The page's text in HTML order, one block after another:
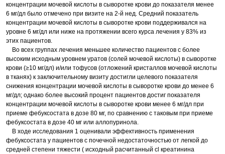
концентрации мочевой кислоты в сыворотке крови до показателя менее
6 мг/дл было отмечено при визите на 2-й нед. Средний показатель
концентрации мочевой кислоты в сыворотке крови поддерживался на
уровне 6 мг/дл или ниже на протяжении всего курса лечения у 83% из
этих пациентов.
Во всех группах лечения меньшее количество пациентов с более
высоким исходным уровнем уратов (солей мочевой кислоты) в сыворотке
крови (≥10 мг/дл) и/или тофусов (отложений кристаллов мочевой кислоты
в тканях) к заключительному визиту достигли целевого показателя
снижения концентрации мочевой кислоты в сыворотке крови до менее 6
мг/дл; однако более высокий процент пациентов достиг показателя
концентрации мочевой кислоты в сыворотке крови менее 6 мг/дл при
приеме фебуксостата в дозе 80 мг, по сравнению с таковым при приеме
фебуксостата в дозе 40 мг или аллопуринола.
В ходе исследования 1 оценивали эффективность применения
фебуксостата у пациентов с почечной недостаточностью от легкой до
средней степени тяжести ( исходный расчитанный сl креатинина